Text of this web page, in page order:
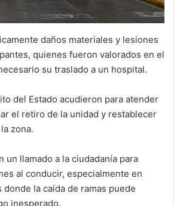
daños materiales y lesiones
quienes fueron valorados en el
su traslado a un hospital.
del Estado acudieron para atender
el retiro de la unidad y restablecer
zona.
un llamado a la ciudadanía para
al conducir, especialmente en
la caída de ramas puede
inesperado.